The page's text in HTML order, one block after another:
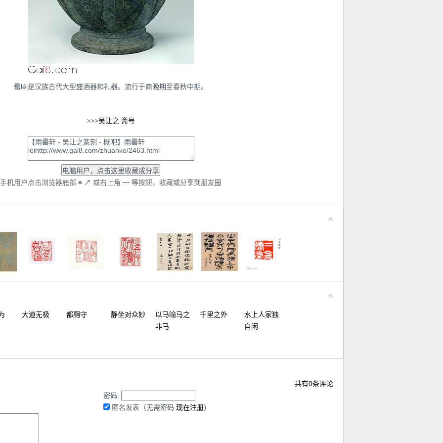
罍léi是汉族古代大型盛酒器和礼器。流行于商晚期至春秋中期。
>>>吴让之 斋号
手机用户点击浏览器底部 ≡ ↗ 或右上角 ┅ 等按钮，收藏或分享到朋友圈
大道无极 都厕守 静坐对众妙
以马喻马之
非马
千里之外
水上人家独
自闲
共有0条评论
密码:
匿名发表（无需密码 现在注册）